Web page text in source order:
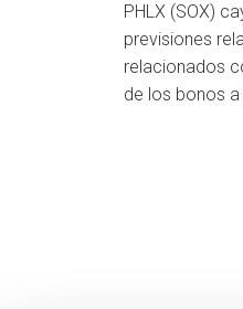
PHLX (SOX)
previsiones
relacionados
de los bonos